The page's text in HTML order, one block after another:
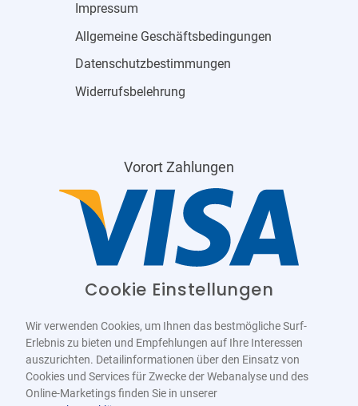
Impressum
Allgemeine Geschäftsbedingungen
Datenschutzbestimmungen
Widerrufsbelehrung
Vorort Zahlungen
Cookie Einstellungen
Wir verwenden Cookies, um Ihnen das bestmögliche Surf-
Erlebnis zu bieten und Empfehlungen auf Ihre Interessen
auszurichten. Detailinformationen über den Einsatz von
Cookies und Services für Zwecke der Webanalyse und des
Online-Marketings finden Sie in unserer